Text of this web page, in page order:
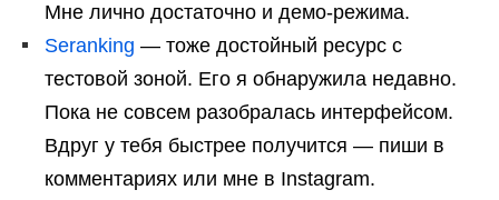
Мне лично достаточно и демо-режима.
Seranking — тоже достойный ресурс с
тестовой зоной. Его я обнаружила недавно.
Пока не совсем разобралась интерфейсом.
Вдруг у тебя быстрее получится — пиши в
комментариях или мне в Instagram.